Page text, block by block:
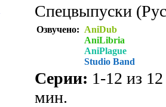
Спецвыпуски
Озвучено: AniDub
AniLibria
AniPlague
Studio Band
Серии: 1-12 из
мин.